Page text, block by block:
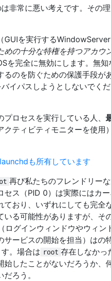
非常に悪い考えです。その
（GUIを実行する
めの十分な特権を持つアカウ
を完全に無効にします。無知
るのを防ぐための保護手段が
バイパスしようとしないでく
プロセスを実行している人、
クティビティモニターを使用
再び私たちのフレンドリー
セス（PID 0）は実際にはカ
ており、いずれにしても完全
いる可能性がありますが、そ
（ログインウィンドウやウィン
サービスの開始を担当）はの
す。場合は root 存在しなかっ
始したことがないだろうか、
ろう。